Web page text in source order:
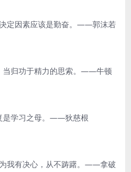
因素应该是勤奋。——郭沫若
归功于精力的思索。——牛顿
学习之母。——狄慈根
有决心，从不踌躇。——拿破